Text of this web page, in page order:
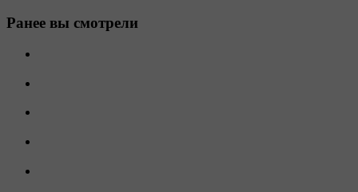
Ранее вы смотрели